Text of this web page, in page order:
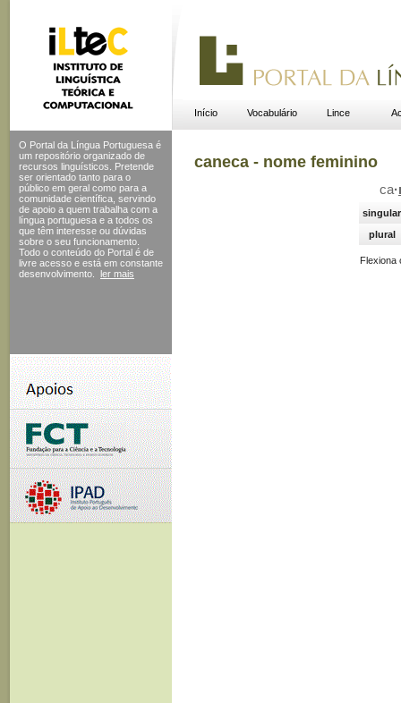
Início Vocabulário Lince
O Portal da Língua Portuguesa é
um repositório organizado de
recursos linguísticos. Pretende
ser orientado tanto para o
público em geral como para a
comunidade científica, servindo
de apoio a quem trabalha com a
língua portuguesa e a todos os
que têm interesse ou dúvidas
sobre o seu funcionamento.
Todo o conteúdo do Portal é de
livre acesso e está em constante
desenvolvimento.
ler mais
caneca - nome feminino
ca·
singular
plural
Flexiona